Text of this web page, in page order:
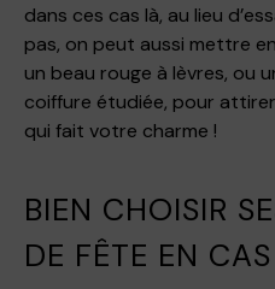
dans ces cas là, au lieu
pas, on peut aussi mettre
un beau rouge à lèvres, ou
coiffure étudiée, pour
qui fait votre charme !
BIEN CHOISIR
DE FÊTE EN